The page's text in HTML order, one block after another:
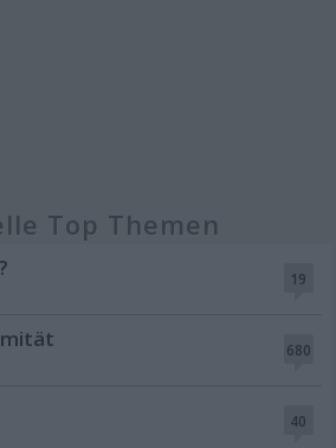
Top Themen
19
680
40